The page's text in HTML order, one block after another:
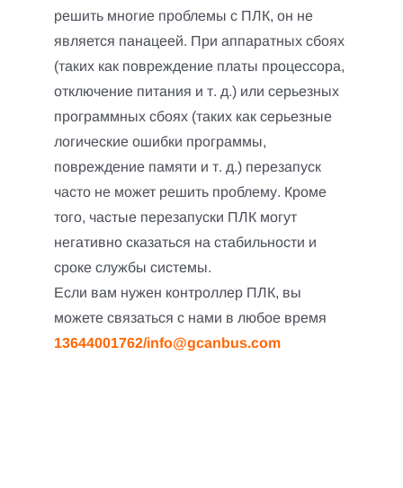
решить многие проблемы с ПЛК, он не
является панацеей. При аппаратных сбоях
(таких как повреждение платы процессора,
отключение питания и т. д.) или серьезных
программных сбоях (таких как серьезные
логические ошибки программы,
повреждение памяти и т. д.) перезапуск
часто не может решить проблему. Кроме
того, частые перезапуски ПЛК могут
негативно сказаться на стабильности и
сроке службы системы.
Если вам нужен контроллер ПЛК, вы
можете связаться с нами в любое время
13644001762/info@gcanbus.com